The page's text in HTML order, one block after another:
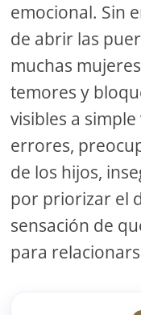
emocional. Sin
de abrir las
muchas
temores y
visibles a
errores,
de los hijos,
por priorizar el
sensación de
para